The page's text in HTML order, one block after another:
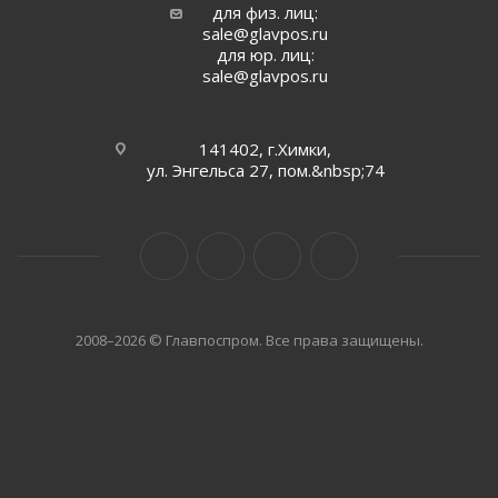
для физ. лиц:
sale@glavpos.ru
для юр. лиц:
sale@glavpos.ru
141402, г.Химки,
ул. Энгельса 27, пом.&nbsp;74
2008–2026 © Главпоспром. Все права защищены.